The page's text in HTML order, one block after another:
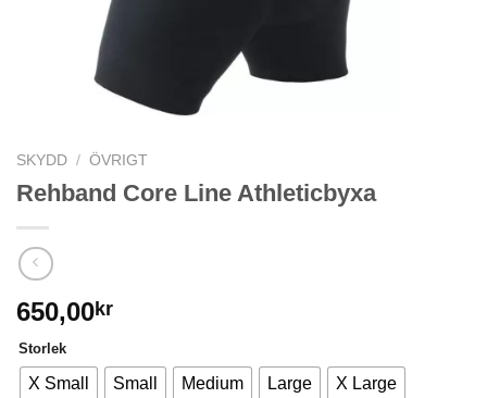
SKYDD / ÖVRIGT
Rehband Core Line Athleticbyxa
650,00kr
Storlek
X Small Small Medium Large X Large